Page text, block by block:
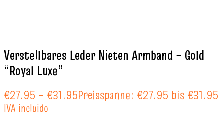
Verstellbares Leder Nieten Armband – Gold
“Royal Luxe”
€27.95 – €31.95Preisspanne: €27.95 bis €31.95
IVA incluido